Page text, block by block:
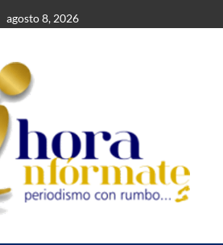
agosto 8, 2026